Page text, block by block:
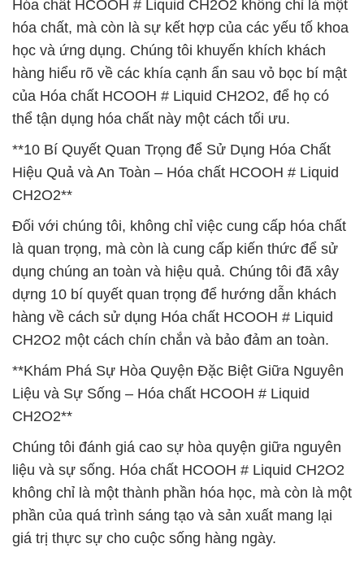
Hóa chất HCOOH # Liquid CH2O2 không chỉ là một
hóa chất, mà còn là sự kết hợp của các yếu tố khoa
học và ứng dụng. Chúng tôi khuyến khích khách
hàng hiểu rõ về các khía cạnh ẩn sau vỏ bọc bí mật
của Hóa chất HCOOH # Liquid CH2O2, để họ có
thể tận dụng hóa chất này một cách tối ưu.
**10 Bí Quyết Quan Trọng để Sử Dụng Hóa Chất
Hiệu Quả và An Toàn – Hóa chất HCOOH # Liquid
CH2O2**
Đối với chúng tôi, không chỉ việc cung cấp hóa chất
là quan trọng, mà còn là cung cấp kiến thức để sử
dụng chúng an toàn và hiệu quả. Chúng tôi đã xây
dựng 10 bí quyết quan trọng để hướng dẫn khách
hàng về cách sử dụng Hóa chất HCOOH # Liquid
CH2O2 một cách chín chắn và bảo đảm an toàn.
**Khám Phá Sự Hòa Quyện Đặc Biệt Giữa Nguyên
Liệu và Sự Sống – Hóa chất HCOOH # Liquid
CH2O2**
Chúng tôi đánh giá cao sự hòa quyện giữa nguyên
liệu và sự sống. Hóa chất HCOOH # Liquid CH2O2
không chỉ là một thành phần hóa học, mà còn là một
phần của quá trình sáng tạo và sản xuất mang lại
giá trị thực sự cho cuộc sống hàng ngày.